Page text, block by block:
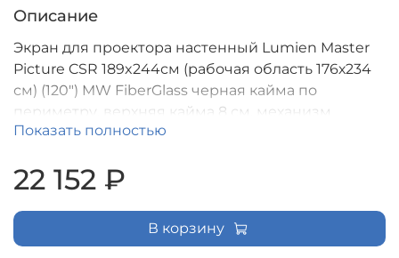
Описание
Экран для проектора настенный Lumien Master
Picture CSR 189x244см (рабочая область 176х234
см) (120") MW FiberGlass черная кайма по
периметру, верхняя кайма 8 см, механизм
плавного возврата, возможность потолочного/
экрана (4:3) [LMP-100104CSR]
Показать полностью
22 152 ₽
В корзину